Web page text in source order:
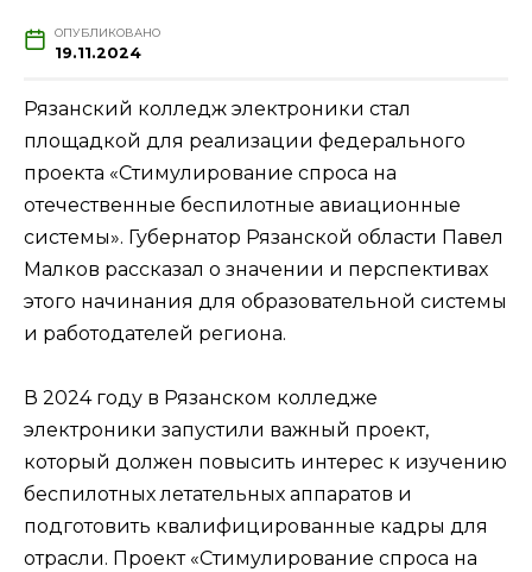
ОПУБЛИКОВАНО
19.11.2024
Рязанский колледж электроники стал
площадкой для реализации федерального
проекта «Стимулирование спроса на
отечественные беспилотные авиационные
системы». Губернатор Рязанской области Павел
Малков рассказал о значении и перспективах
этого начинания для образовательной системы
и работодателей региона.
В 2024 году в Рязанском колледже
электроники запустили важный проект,
который должен повысить интерес к изучению
беспилотных летательных аппаратов и
подготовить квалифицированные кадры для
отрасли. Проект «Стимулирование спроса на